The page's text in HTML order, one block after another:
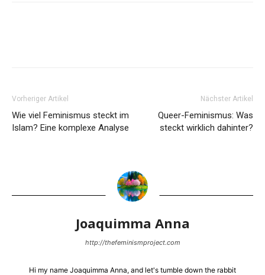
Vorheriger Artikel
Wie viel Feminismus steckt im
Islam? Eine komplexe Analyse
Nächster Artikel
Queer-Feminismus: Was
steckt wirklich dahinter?
Joaquimma Anna
http://thefeminismproject.com
Hi my name Joaquimma Anna, and let's tumble down the rabbit